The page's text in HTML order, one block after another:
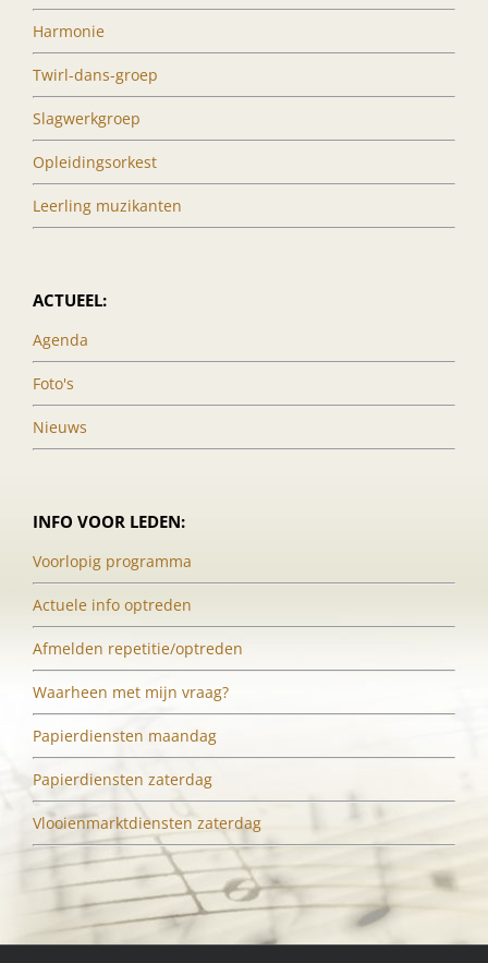
Harmonie
Twirl-dans-groep
Slagwerkgroep
Opleidingsorkest
Leerling muzikanten
ACTUEEL:
Agenda
Foto's
Nieuws
INFO VOOR LEDEN:
Voorlopig programma
Actuele info optreden
Afmelden repetitie/optreden
Waarheen met mijn vraag?
Papierdiensten maandag
Papierdiensten zaterdag
Vlooienmarktdiensten zaterdag